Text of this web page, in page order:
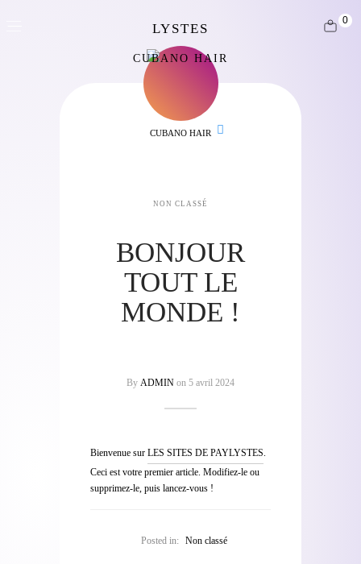
CUBANO HAIR
0
CUBANO HAIR
NON CLASSÉ
BONJOUR
TOUT LE
MONDE !
By ADMIN on 5 avril 2024
Bienvenue sur LES SITES DE PAYLYSTES.
Ceci est votre premier article. Modifiez-le ou
supprimez-le, puis lancez-vous !
Posted in: Non classé